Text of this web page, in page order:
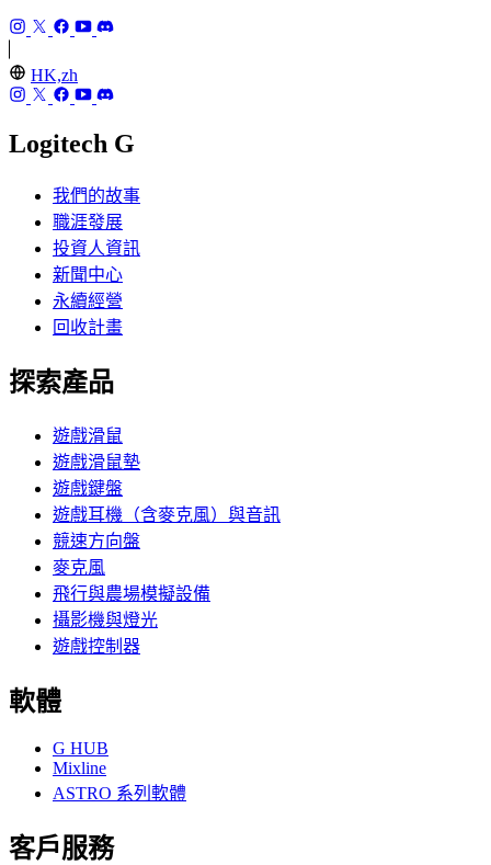
HK,zh
Logitech G
我們的故事
職涯發展
投資人資訊
新聞中心
永續經營
回收計畫
探索產品
遊戲滑鼠
遊戲滑鼠墊
遊戲鍵盤
遊戲耳機（含麥克風）與音訊
競速方向盤
麥克風
飛行與農場模擬設備
攝影機與燈光
遊戲控制器
軟體
G HUB
Mixline
ASTRO 系列軟體
客戶服務